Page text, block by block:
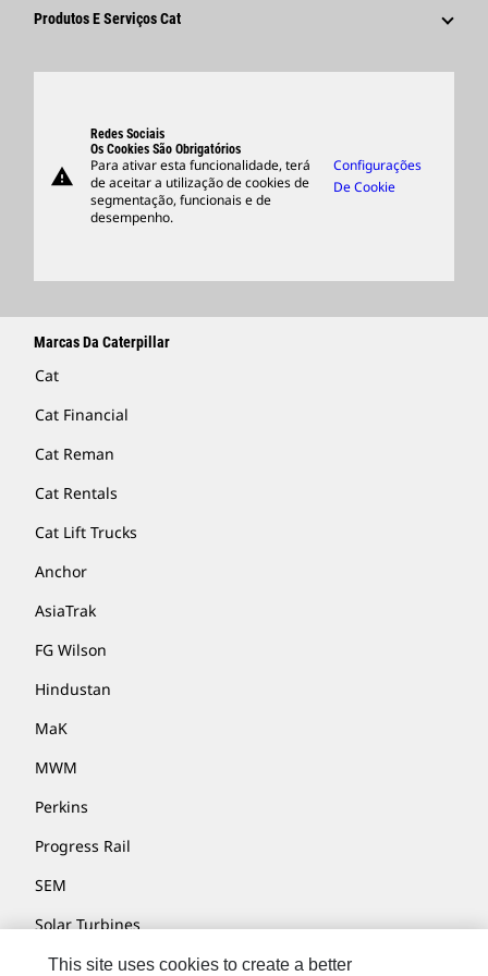
Inovação
Fornecedores
Produtos E Serviços Cat
Suporte
Merchandise
Encontrar Um Revendedor
warning
Redes Sociais
Os Cookies São Obrigatórios
Para ativar esta funcionalidade, terá
de aceitar a utilização de cookies de
segmentação, funcionais e de
desempenho.
Configurações
De Cookie
Marcas Da Caterpillar
Cat
Cat Financial
Cat Reman
Cat Rentals
Cat Lift Trucks
Anchor
AsiaTrak
FG Wilson
Hindustan
MaK
MWM
Perkins
Progress Rail
SEM
Solar Turbines
SPM Oil & Gas
This site uses cookies to create a better